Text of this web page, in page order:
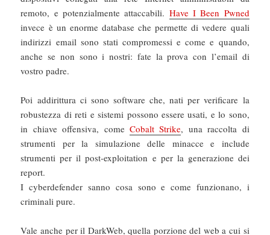
remoto, e potenzialmente attaccabili. Have I Been Pwned
invece è un enorme database che permette di vedere quali
indirizzi email sono stati compromessi e come e quando,
anche se non sono i nostri: fate la prova con l’email di
vostro padre.
Poi addirittura ci sono software che, nati per verificare la
robustezza di reti e sistemi possono essere usati, e lo sono,
in chiave offensiva, come Cobalt Strike, una raccolta di
strumenti per la simulazione delle minacce e include
strumenti per il post-exploitation e per la generazione dei
report.
I cyberdefender sanno cosa sono e come funzionano, i
criminali pure.
Vale anche per il DarkWeb, quella porzione del web a cui si